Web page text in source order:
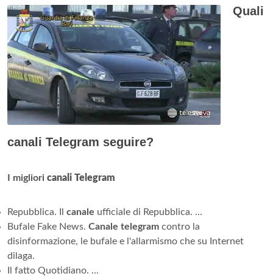
Quali
canali Telegram seguire?
I migliori canali Telegram
Repubblica. Il canale ufficiale di Repubblica. ...
Bufale Fake News. Canale telegram contro la
disinformazione, le bufale e l'allarmismo che su Internet
dilaga.
Il fatto Quotidiano. ...